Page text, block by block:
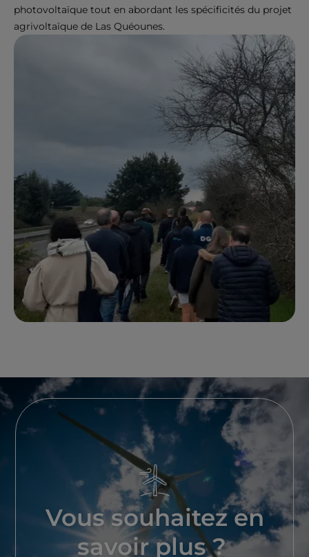
photovoltaïque tout en abordant les spécificités du projet
agrivoltaïque de Las Quéounes.
Vous souhaitez en
savoir plus ?